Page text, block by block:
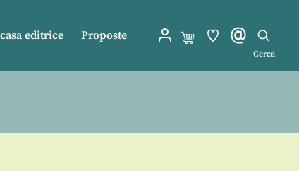
editrice Proposte
Cerca